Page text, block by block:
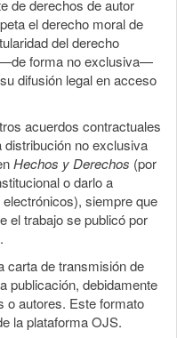
de derechos de autor
el derecho moral de
del derecho
—de forma no exclusiva—
difusión legal en acceso
acuerdos contractuales
distribución no exclusiva
Hechos y Derechos (por
o darlo a
siempre que
el trabajo se publicó por
.
carta de transmisión de
publicación, debidamente
o autores. Este formato
la plataforma OJS.